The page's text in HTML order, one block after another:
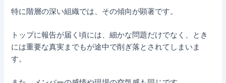
特に階層の深い組織では、その傾向が顕著です。
トップに報告が届く頃には、細かな問題だけでなく、とき
には重要な真実までもが途中で削ぎ落とされてしまいま
す。